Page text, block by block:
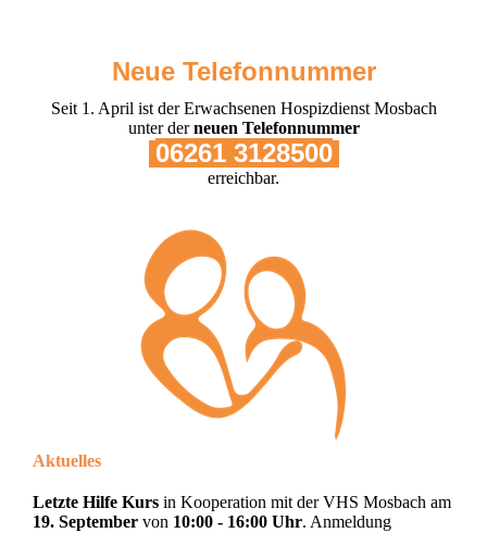
Neue Telefonnummer
Seit 1. April ist der Erwachsenen Hospizdienst Mosbach
unter derneuen Telefonnummer
06261 3128500
erreichbar.
Aktuelles
Letzte Hilfe Kurs in Kooperation mit der VHS Mosbach am
19. September von 10:00 - 16:00 Uhr. Anmeldung